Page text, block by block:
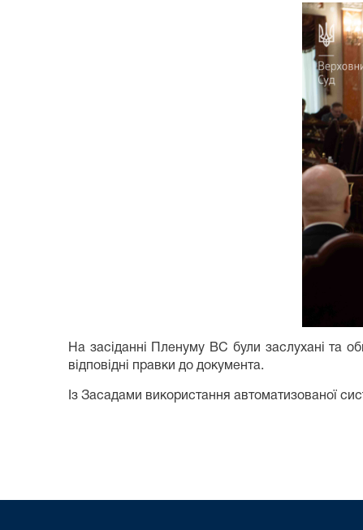
На засіданні Пленуму ВС були заслухані та
відповідні правки до документа.
Із Засадами використання автоматизованої